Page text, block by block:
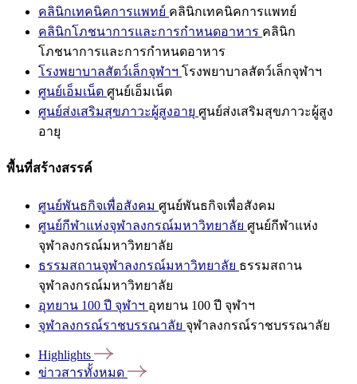
คลินิกเทคนิคการแพทย์ คลินิกเทคนิคการแพทย์
คลินิกโภชนาการและการกำหนดอาหาร คลินิก
โภชนาการและการกำหนดอาหาร
โรงพยาบาลสัตว์เล็กจุฬาฯ โรงพยาบาลสัตว์เล็กจุฬาฯ
ศูนย์เอ็มเน็ต ศูนย์เอ็มเน็ต
ศูนย์ส่งเสริมสุขภาวะผู้สูงอายุ ศูนย์ส่งเสริมสุขภาวะผู้สูง
อายุ
พื้นที่สร้างสรรค์
ศูนย์พันธกิจเพื่อสังคม ศูนย์พันธกิจเพื่อสังคม
ศูนย์กีฬาแห่งจุฬาลงกรณ์มหาวิทยาลัย ศูนย์กีฬาแห่ง
จุฬาลงกรณ์มหาวิทยาลัย
ธรรมสถานจุฬาลงกรณ์มหาวิทยาลัย ธรรมสถาน
จุฬาลงกรณ์มหาวิทยาลัย
อุทยาน 100 ปี จุฬาฯ อุทยาน 100 ปี จุฬาฯ
จุฬาลงกรณ์ราชบรรณาลัย จุฬาลงกรณ์ราชบรรณาลัย
Highlights
ข่าวสารทั้งหมด